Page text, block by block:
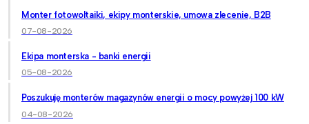
Monter fotowoltaiki, ekipy monterskie, umowa zlecenie, B2B
07-08-2026
Ekipa monterska - banki energii
05-08-2026
Poszukuję monterów magazynów energii o mocy powyżej 100 kW
04-08-2026